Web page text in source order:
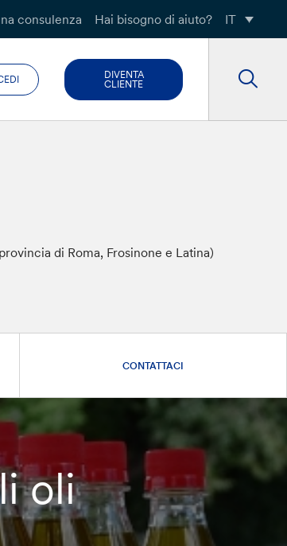
consulenza Hai bisogno di aiuto? IT
DIVENTA
CLIENTE
di Roma, Frosinone e Latina)
CONTATTACI
oli